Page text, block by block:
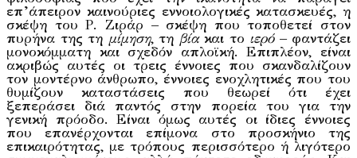
επ’άπειρον καινούριες εννοιολογικές κατασκευές, η
σκέψη του Ρ. Ζιράρ – σκέψη που τοποθετεί στον
πυρήνα της τη μίμηση, τη βίακαι το ιερό– φαντάζει
μονοκόμματη και σχεδόν απλοϊκή. Επιπλέον, είναι
ακριβώς αυτές οι τρεις έννοιες που σκανδαλίζουν
τον μοντέρνο άνθρωπο, έννοιες ενοχλητικές που του
θυμίζουν καταστάσεις που θεωρεί ότι έχει
ξεπεράσει διά παντός στην πορεία του για την
γενική πρόοδο. Είναι όμως αυτές οι ίδιες έννοιες
που επανέρχονται επίμονα στο προσκήνιο της
επικαιρότητας, με τρόπους περισσότερο ή λιγότερο